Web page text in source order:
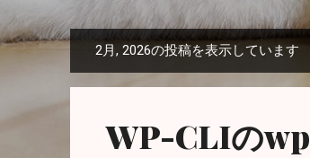
稿
2月, 2026の投稿を表示しています
WP-CLIの